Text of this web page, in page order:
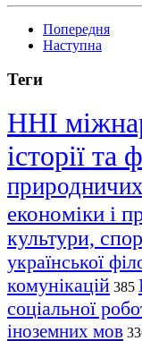
Попередня
Наступна
Теги
ННІ
історії та
економіки і
культури,
української
комунікацій 385
соціальної
іноземних мов